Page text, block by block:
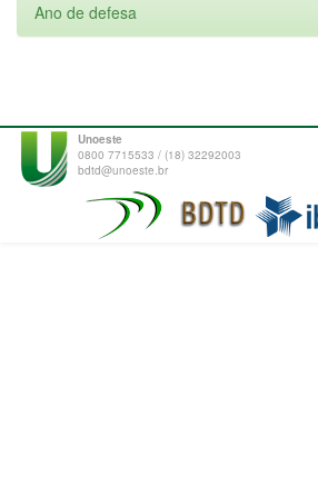
Ano de defesa
Unoeste
0800 7715533 / (18) 32292003
bdtd@unoeste.br